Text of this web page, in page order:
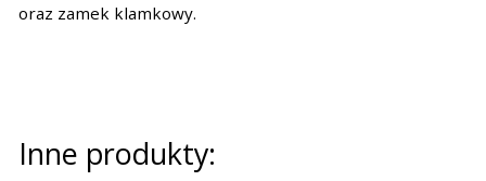
oraz zamek klamkowy.
Inne produkty: